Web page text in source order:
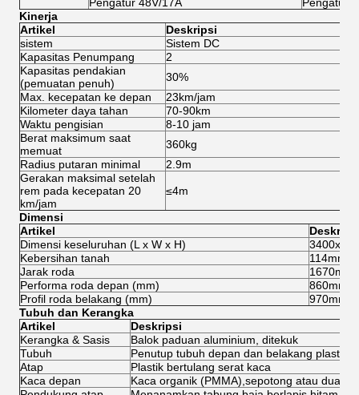
Kinerja
Artikel
Deskripsi
sistem
Sistem DC
Kapasitas Penumpang
2
Kapasitas pendakian
(pemuatan penuh)
30%
Max. kecepatan ke depan
23km/jam
Kilometer daya tahan
70-90km
Waktu pengisian
8-10 jam
Berat maksimum saat
memuat
360kg
Radius putaran minimal
2.9m
Gerakan maksimal setelah
rem pada kecepatan 20
km/jam
≤4m
Dimensi
Artikel
Dimensi keseluruhan (L x W x H)
Kebersihan tanah
114mm
Jarak roda
1670mm
Performa roda depan (mm)
860mm
Profil roda belakang (mm)
970mm
Tubuh dan Kerangka
Artikel
Deskripsi
Kerangka & Sasis
Balok paduan aluminium, ditekuk
Tubuh
Penutup tubuh depan dan belakang plastik
Atap
Plastik bertulang serat kaca
Kaca depan
Kaca organik (PMMA),sepotong atau dua